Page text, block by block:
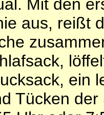
Mit den
aus, reißt
ein
Tücken